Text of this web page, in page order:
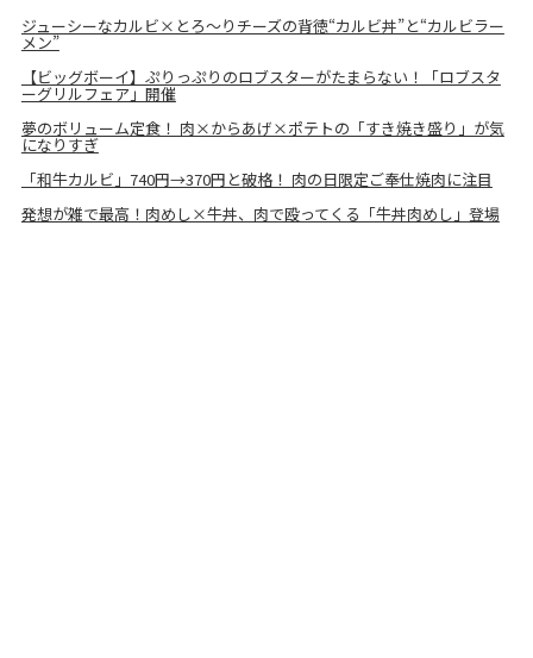
ジューシーなカルビ×とろ〜りチーズの背徳“カルビ丼”と“カルビラー
メン”
【ビッグボーイ】ぷりっぷりのロブスターがたまらない！「ロブスタ
ーグリルフェア」開催
夢のボリューム定食！ 肉×からあげ×ポテトの「すき焼き盛り」が気
になりすぎ
「和牛カルビ」740円→370円と破格！ 肉の日限定ご奉仕焼肉に注目
発想が雑で最高！肉めし×牛丼、肉で殴ってくる「牛丼肉めし」登場